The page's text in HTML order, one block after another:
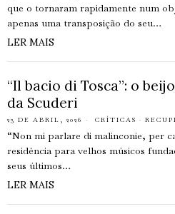
que o tornaram rapidamente num
apenas uma transposição do seu…
LER MAIS
“Il bacio di Tosca”: o
da Scuderi
23 DE ABRIL, 2026 CRÍTICAS ·
“Non mi parlare di malinconie, per
residência para velhos músicos
seus últimos…
LER MAIS